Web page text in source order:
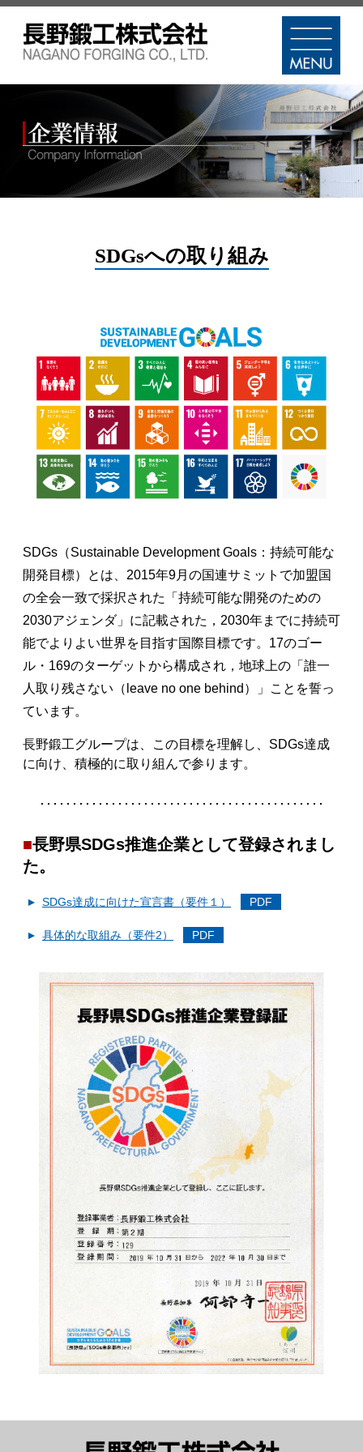
SDGsへの取り組み
SDGs（Sustainable Development Goals：持続可能な
開発目標）とは、2015年9月の国連サミットで加盟国
の全会一致で採択された「持続可能な開発のための
2030アジェンダ」に記載された，2030年までに持続可
能でよりよい世界を目指す国際目標です。17のゴー
ル・169のターゲットから構成され，地球上の「誰一
人取り残さない（leave no one behind）」ことを誓っ
ています。
長野鍛工グループは、この目標を理解し、SDGs達成
に向け、積極的に取り組んで参ります。
長野県SDGs推進企業として登録されまし
た。
SDGs達成に向けた宣言書（要件１）
具体的な取組み（要件2）